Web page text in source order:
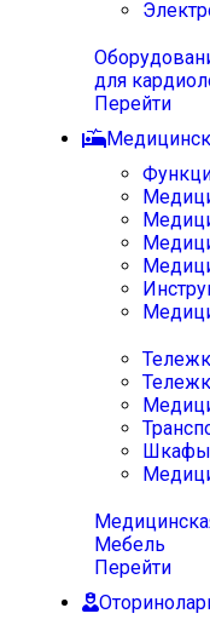
для
Перейти
Мебель
Перейти